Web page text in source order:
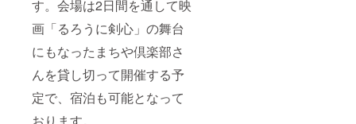
す。会場は2日間を通して映
画「るろうに剣心」の舞台
にもなったまちや倶楽部さ
んを貸し切って開催する予
定で、宿泊も可能となって